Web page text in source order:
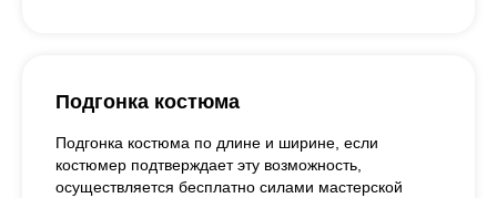
Подгонка костюма
Подгонка костюма по длине и ширине, если
костюмер подтверждает эту возможность,
осуществляется бесплатно силами мастерской